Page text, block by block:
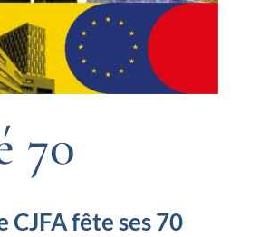
70
CJFA fête ses 70